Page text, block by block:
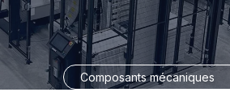
Composants mécaniques